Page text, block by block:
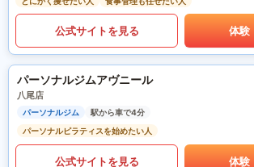
公式サイトを見る 体験
パーソナルジムアヴニール
八尾店
パーソナルジム
駅から車で4分
パーソナルピラティスを始めたい人
公式サイトを見る 体験